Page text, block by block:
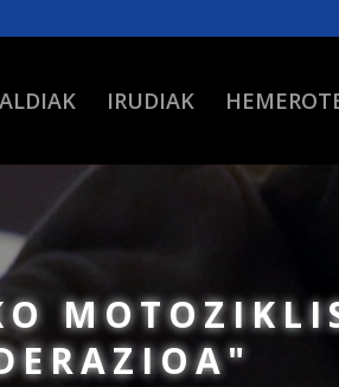
IRUDIAK